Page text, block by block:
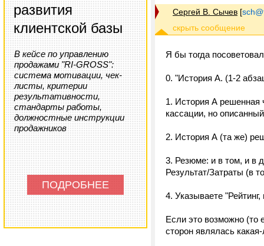
развития
клиентской базы
В кейсе по управлению
продажами "RI-GROSS":
система мотивации, чек-
листы, критерии
результативности,
стандарты работы,
должностные инструкции
продажников
ПОДРОБНЕЕ
Сергей В. Сычев [
Я бы тогда
0. "История А. (1-2
1. История А решенная
кассации, но
2. История А (та же)
3. Резюме: и в том, и в
Результат/Затраты (в
4. Указываете
Если это возможно (то
сторон являлась